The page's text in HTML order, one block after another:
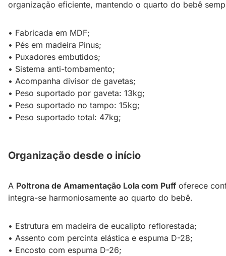
organização eficiente, mantendo o quarto do bebê
• Fabricada em MDF;
• Pés em madeira Pinus;
• Puxadores embutidos;
• Sistema anti-tombamento;
• Acompanha divisor de gavetas;
• Peso suportado por gaveta: 13kg;
• Peso suportado no tampo: 15kg;
• Peso suportado total: 47kg;
Organização desde o início
A Poltrona de Amamentação Lola com Puff oferece
integra-se harmoniosamente ao quarto do bebê.
• Estrutura em madeira de eucalipto reflorestada;
• Assento com percinta elástica e espuma D-28;
• Encosto com espuma D-26;